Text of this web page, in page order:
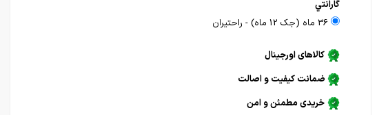
گارانتي
36 ماه (جک 12 ماه) - راحتيران
کالاهای اورجینال
ضمانت کیفیت و اصالت
خریدی مطمئن و امن